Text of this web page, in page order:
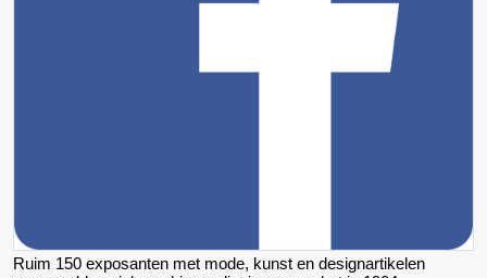
Ruim 150 exposanten met mode, kunst en designartikelen